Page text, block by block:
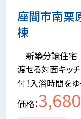
座間市南
棟
―新築分譲住宅
渡せる対面キッ
付！入浴時間を
価格 3,680